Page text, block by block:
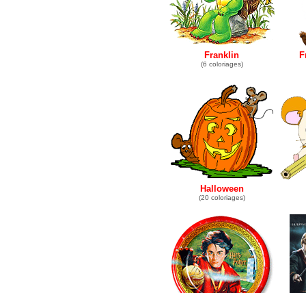
Franklin
(6 coloriages)
Halloween
(20 coloriages)